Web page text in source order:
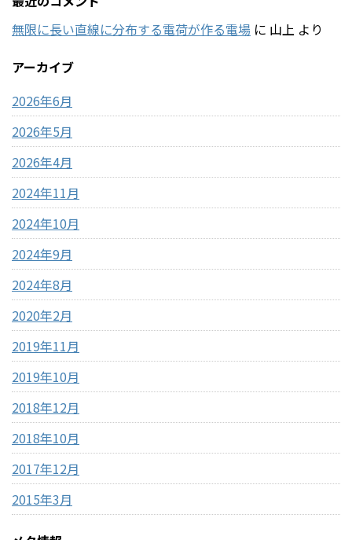
無限に長い直線に分布する電荷が作る電場 に 山上 より
アーカイブ
2026年6月
2026年5月
2026年4月
2024年11月
2024年10月
2024年9月
2024年8月
2020年2月
2019年11月
2019年10月
2018年12月
2018年10月
2017年12月
2015年3月